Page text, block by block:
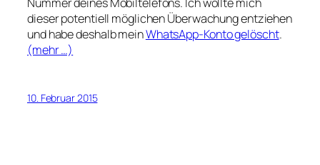
dieser potentiell möglichen Überwachung entziehen
und habe deshalb meinWhatsApp-Konto gelöscht.
(mehr …)
10. Februar 2015